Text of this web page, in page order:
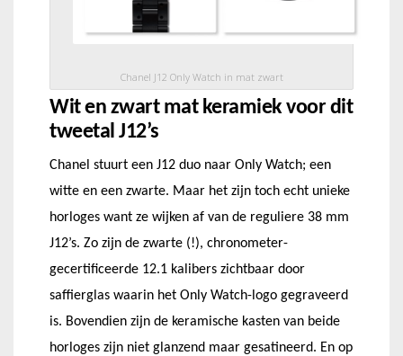
Chanel J12 Only Watch in mat zwart
Wit en zwart mat keramiek voor dit
tweetal J12’s
Chanel stuurt een J12 duo naar Only Watch; een
witte en een zwarte. Maar het zijn toch echt unieke
horloges want ze wijken af van de reguliere 38 mm
J12’s. Zo zijn de zwarte (!), chronometer-
gecertificeerde 12.1 kalibers zichtbaar door
saffierglas waarin het Only Watch-logo gegraveerd
is. Bovendien zijn de keramische kasten van beide
horloges zijn niet glanzend maar gesatineerd. En op